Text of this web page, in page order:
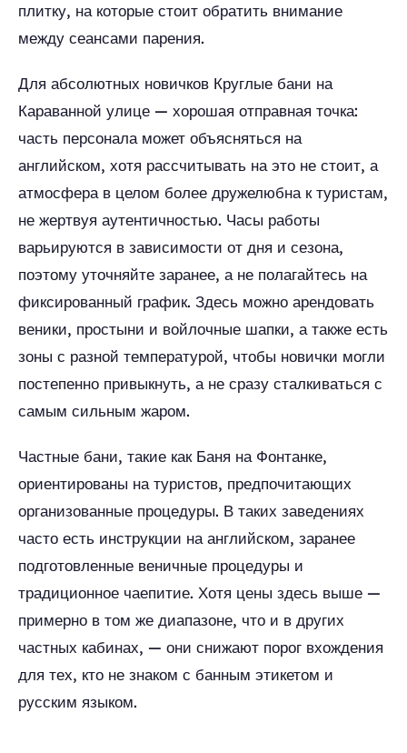
плитку, на которые стоит обратить внимание
между сеансами парения.
Для абсолютных новичков Круглые бани на
Караванной улице — хорошая отправная точка:
часть персонала может объясняться на
английском, хотя рассчитывать на это не стоит, а
атмосфера в целом более дружелюбна к туристам,
не жертвуя аутентичностью. Часы работы
варьируются в зависимости от дня и сезона,
поэтому уточняйте заранее, а не полагайтесь на
фиксированный график. Здесь можно арендовать
веники, простыни и войлочные шапки, а также есть
зоны с разной температурой, чтобы новички могли
постепенно привыкнуть, а не сразу сталкиваться с
самым сильным жаром.
Частные бани, такие как Баня на Фонтанке,
ориентированы на туристов, предпочитающих
организованные процедуры. В таких заведениях
часто есть инструкции на английском, заранее
подготовленные веничные процедуры и
традиционное чаепитие. Хотя цены здесь выше —
примерно в том же диапазоне, что и в других
частных кабинах, — они снижают порог вхождения
для тех, кто не знаком с банным этикетом и
русским языком.